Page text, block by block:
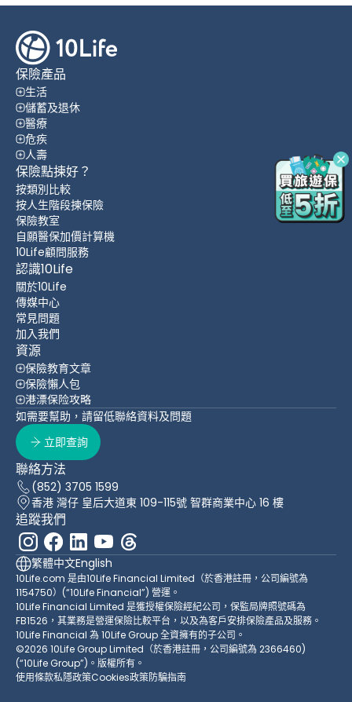
保險產品
生活
儲蓄及退休
醫療
危疾
人壽
保險點揀好？
按類別比較
按人生階段揀保險
保險教室
自願醫保加價計算機
10Life顧問服務
認識10Life
關於10Life
傳媒中心
常見問題
加入我們
資源
保險教育文章
保險懶人包
港漂保险攻略
如需要幫助，請留低聯絡資料及問題
立即查詢
聯絡方法
(852) 3705 1599
香港 灣仔 皇后大道東 109-115號 智群商業中心 16 樓
追蹤我們
繁體中文English
10Life.com 是由10Life Financial Limited（於香港註冊，公司編號為
1154750）(“10Life Financial”) 營運。
10Life Financial Limited 是獲授權保險經紀公司，保監局牌照號碼為
FB1526，其業務是營運保險比較平台，以及為客戶安排保險產品及服務。
10Life Financial 為 10Life Group 全資擁有的子公司。
©2026 10Life Group Limited（於香港註冊，公司編號為 2366460)
(“10Life Group”)。版權所有。
使用條款私隱政策Cookies政策防騙指南